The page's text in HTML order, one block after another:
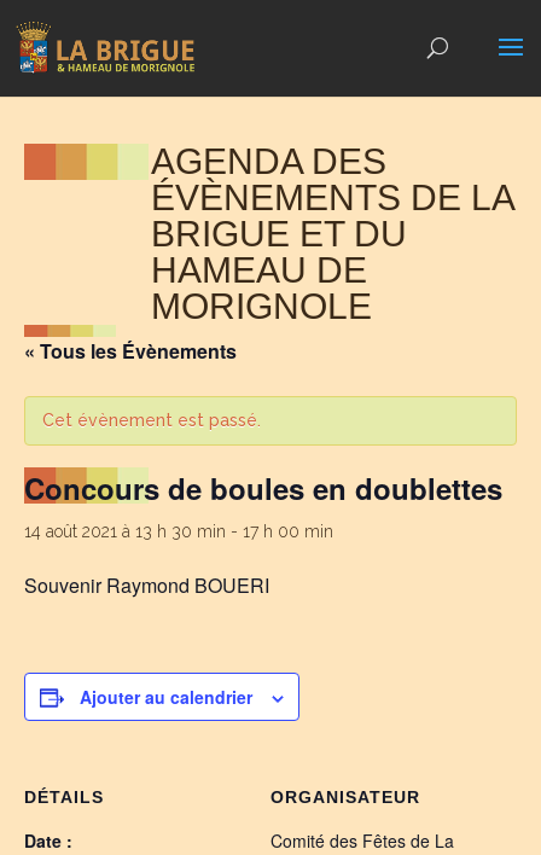
AGENDA DES
ÉVÈNEMENTS DE LA
BRIGUE ET DU
HAMEAU DE
MORIGNOLE
« Tous les Évènements
Cet évènement est passé.
Concours de boules en doublettes
14 août 2021 à 13 h 30 min - 17 h 00 min
Souvenir Raymond BOUERI
Ajouter au calendrier
DÉTAILS
Date :
ORGANISATEUR
Comité des Fêtes de La